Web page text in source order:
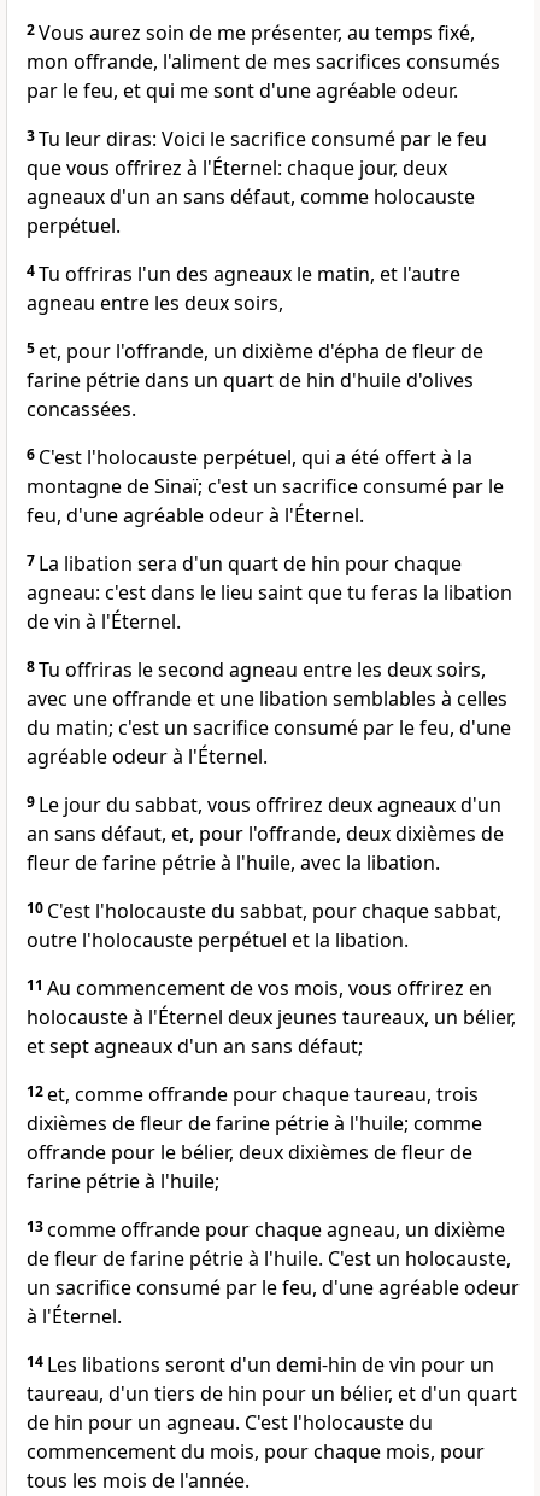
2Vous aurez soin de me présenter, au temps fixé,
mon offrande, l'aliment de mes sacrifices consumés
par le feu, et qui me sont d'une agréable odeur.
3Tu leur diras: Voici le sacrifice consumé par le feu
que vous offrirez à l'Éternel: chaque jour, deux
agneaux d'un an sans défaut, comme holocauste
perpétuel.
4Tu offriras l'un des agneaux le matin, et l'autre
agneau entre les deux soirs,
5et, pour l'offrande, un dixième d'épha de fleur de
farine pétrie dans un quart de hin d'huile d'olives
concassées.
6 C'est l'holocauste perpétuel, qui a été offert à la
montagne de Sinaï; c'est un sacrifice consumé par le
feu, d'une agréable odeur à l'Éternel.
7 La libation sera d'un quart de hin pour chaque
agneau: c'est dans le lieu saint que tu feras la libation
de vin à l'Éternel.
8Tu offriras le second agneau entre les deux soirs,
avec une offrande et une libation semblables à celles
du matin; c'est un sacrifice consumé par le feu, d'une
agréable odeur à l'Éternel.
9 Le jour du sabbat, vous offrirez deux agneaux d'un
an sans défaut, et, pour l'offrande, deux dixièmes de
fleur de farine pétrie à l'huile, avec la libation.
10 C'est l'holocauste du sabbat, pour chaque sabbat,
outre l'holocauste perpétuel et la libation.
11 Au commencement de vos mois, vous offrirez en
holocauste à l'Éternel deux jeunes taureaux, un bélier,
et sept agneaux d'un an sans défaut;
12et, comme offrande pour chaque taureau, trois
dixièmes de fleur de farine pétrie à l'huile; comme
offrande pour le bélier, deux dixièmes de fleur de
farine pétrie à l'huile;
13comme offrande pour chaque agneau, un dixième
de fleur de farine pétrie à l'huile. C'est un holocauste,
un sacrifice consumé par le feu, d'une agréable odeur
à l'Éternel.
14 Les libations seront d'un demi-hin de vin pour un
taureau, d'un tiers de hin pour un bélier, et d'un quart
de hin pour un agneau. C'est l'holocauste du
commencement du mois, pour chaque mois, pour
tous les mois de l'année.